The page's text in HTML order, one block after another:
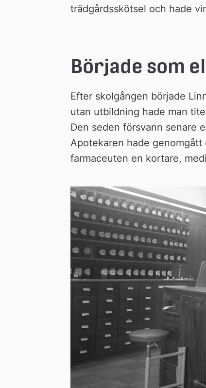
trädgårdsskötsel och hade
Började som
Efter skolgången började
utan utbildning hade man
Den seden försvann senare
Apotekaren hade
farmaceuten en kortare,